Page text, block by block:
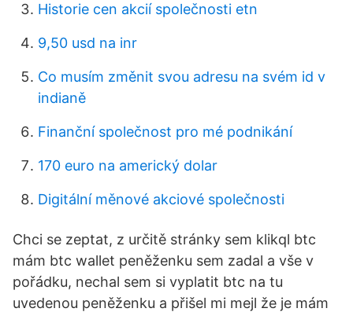
Historie cen akcií společnosti etn
9,50 usd na inr
Co musím změnit svou adresu na svém id v
indianě
Finanční společnost pro mé podnikání
170 euro na americký dolar
Digitální měnové akciové společnosti
Chci se zeptat, z určitě stránky sem klikql btc
mám btc wallet peněženku sem zadal a vše v
pořádku, nechal sem si vyplatit btc na tu
uvedenou peněženku a přišel mi mejl že je mám